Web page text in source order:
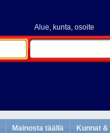
Alue, kunta, osoite
Mainosta täällä Kunnat